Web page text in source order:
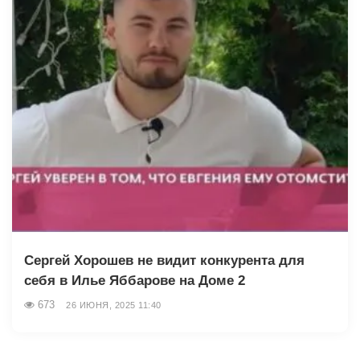
Сергей Хорошев не видит конкурента для
себя в Илье Яббарове на Доме 2
673 26 ИЮНЯ, 2025 11:40